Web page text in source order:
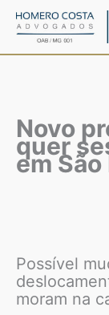
para
Novo
quer
em São
Possível
moram na